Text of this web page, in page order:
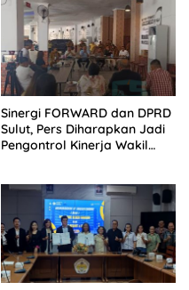
Sinergi FORWARD dan DPRD
Sulut, Pers Diharapkan Jadi
Pengontrol Kinerja Wakil